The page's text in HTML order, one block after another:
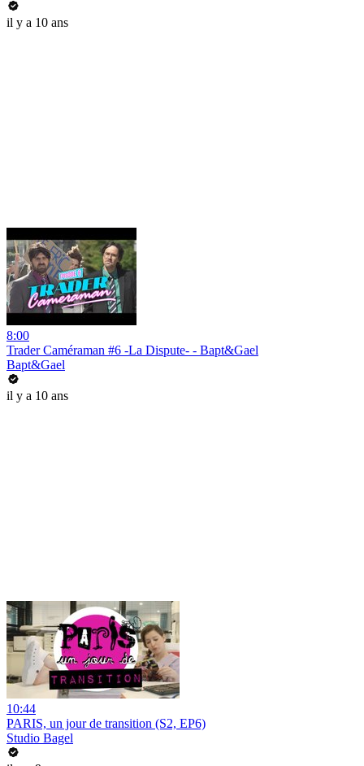
il y a 10 ans
8:00
Trader Caméraman #6 -La Dispute- - Bapt&Gael
Bapt&Gael
il y a 10 ans
10:44
PARIS, un jour de transition (S2, EP6)
Studio Bagel